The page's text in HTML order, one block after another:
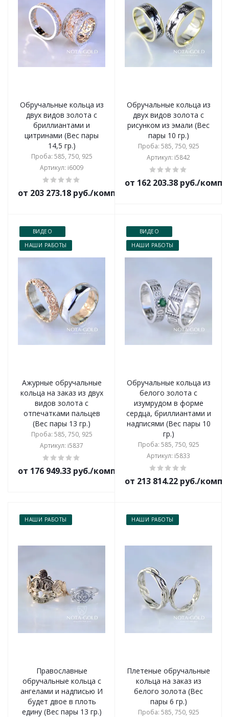
Обручальные кольца из
двух видов золота с
бриллиантами и
цитринами (Вес пары
14,5 гр.)
Проба: 585, 750, 925
Артикул: i6009
от 203 273.18 руб./комплект
Обручальные кольца из
двух видов золота с
рисунком из эмали (Вес
пары 10 гр.)
Проба: 585, 750, 925
Артикул: i5842
от 162 203.38 руб./
ВИДЕО
НАШИ РАБОТЫ
Ажурные обручальные
кольца на заказ из двух
видов золота с
отпечатками пальцев
(Вес пары 13 гр.)
Проба: 585, 750, 925
Артикул: i5837
от 176 949.33 руб./комплект
ВИДЕО
НАШИ РАБОТЫ
Обручальные кольца из
белого золота с
изумрудом в форме
сердца, бриллиантами и
надписями (Вес пары 10
гр.)
Проба: 585, 750, 925
Артикул: i5833
от 213 814.22 руб./
НАШИ РАБОТЫ
Православные
обручальные кольца с
ангелами и надписью И
будет двое в плоть
едину (Вес пары 13 гр.)
НАШИ РАБОТЫ
Плетеные обручальные
кольца на заказ из
белого золота (Вес
пары 6 гр.)
Проба: 585, 750, 925